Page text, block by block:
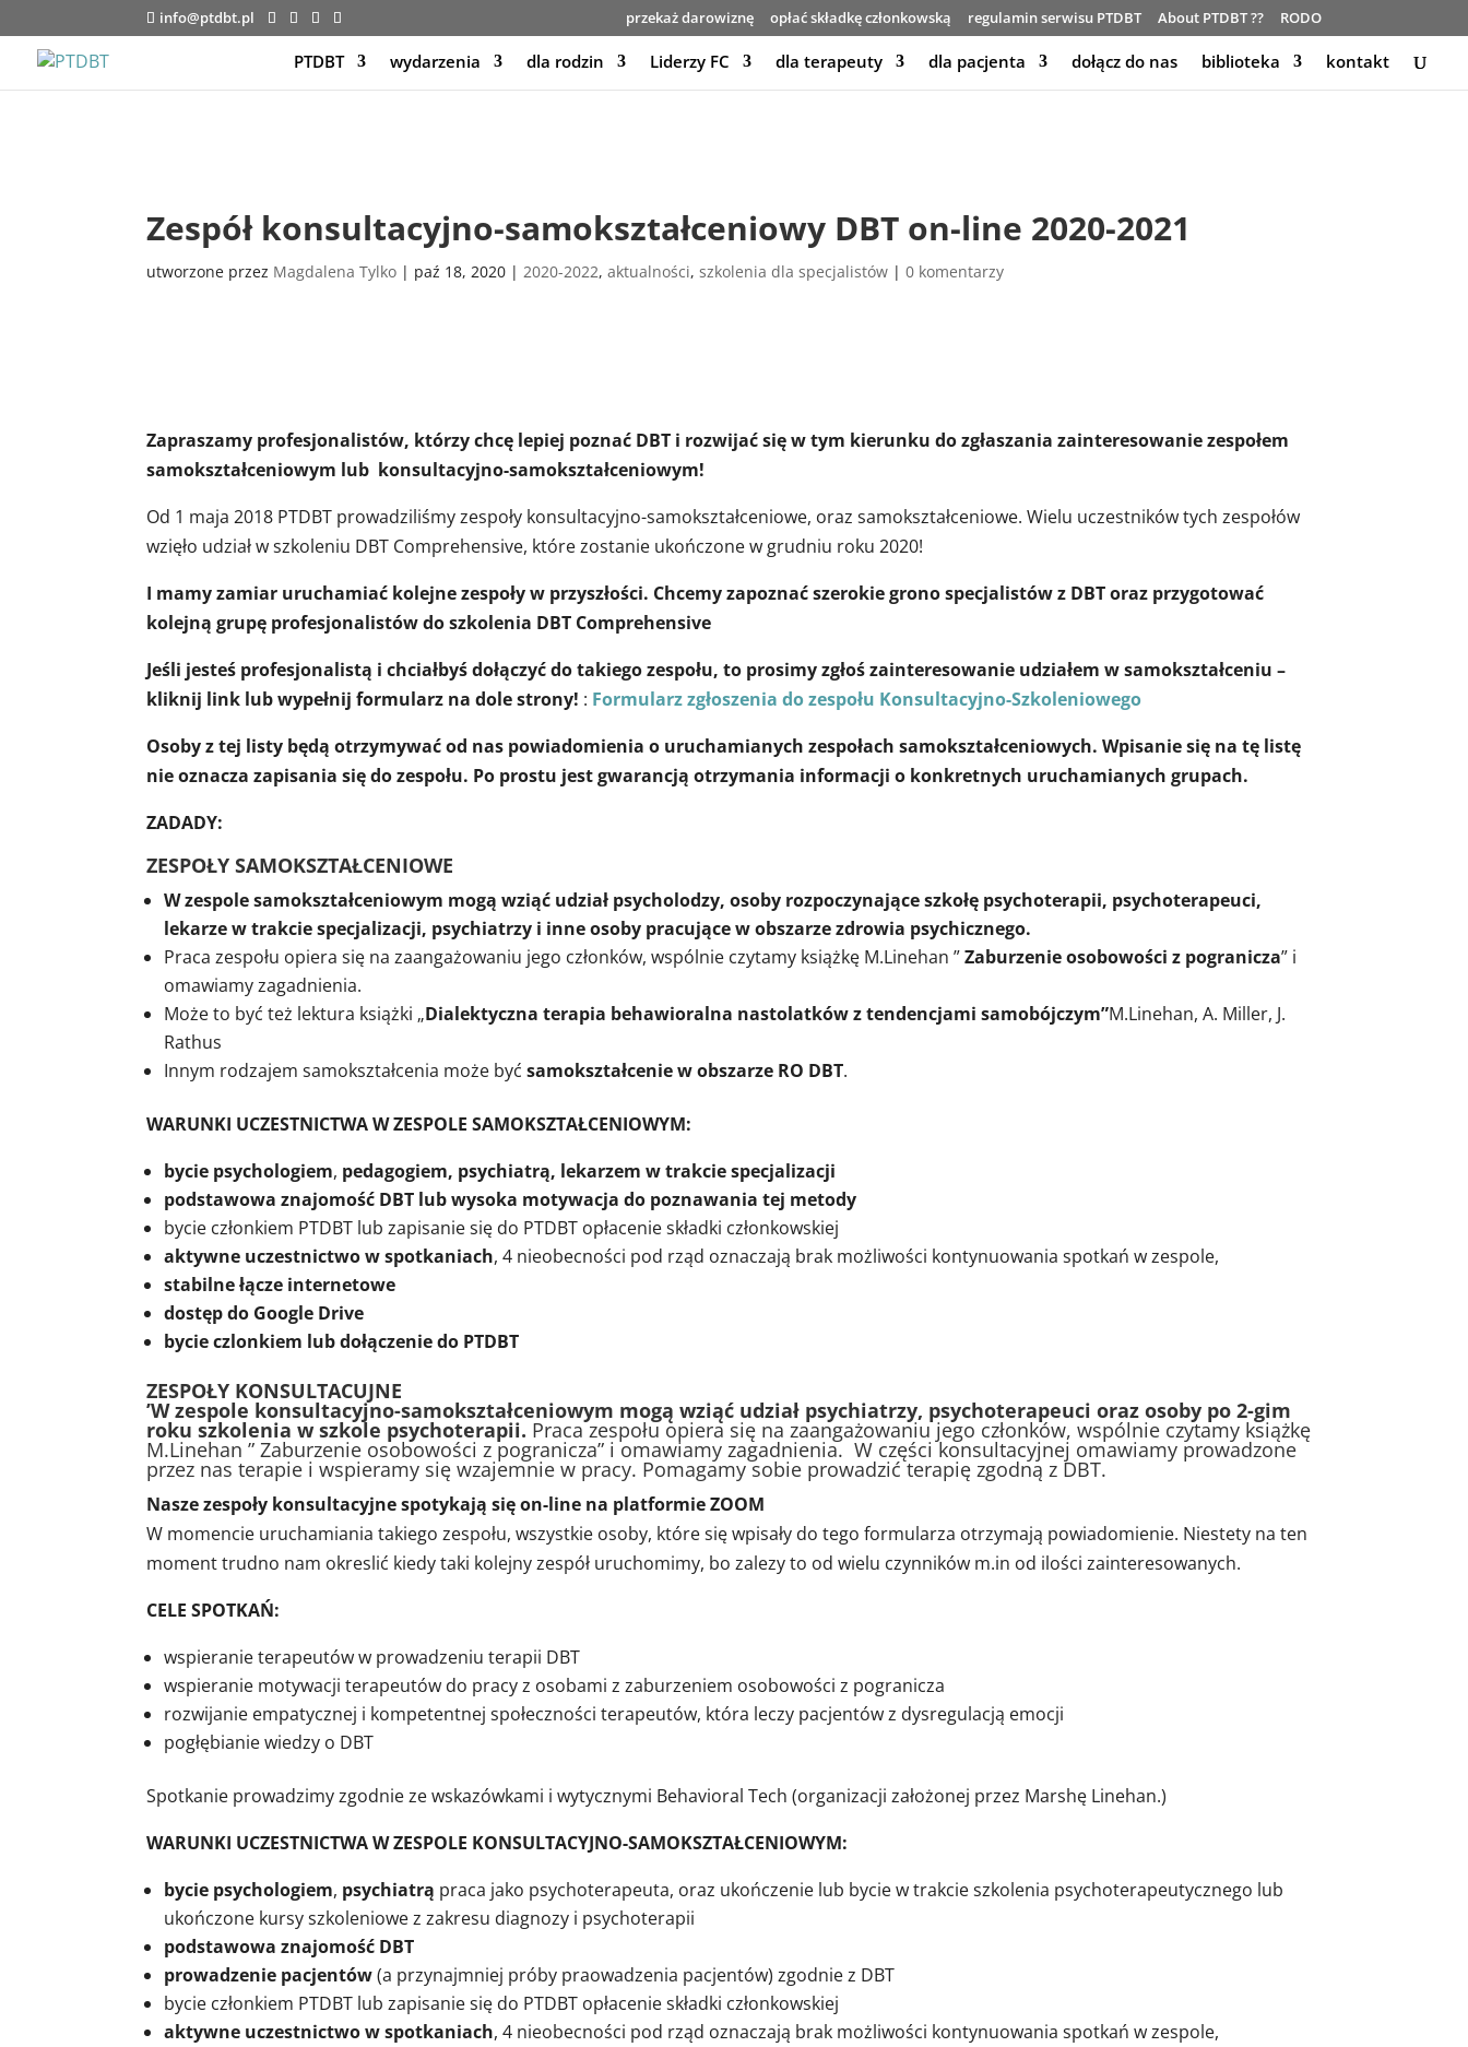
info@ptdbt.pl przekaż darowiznę opłać składkę członkowską regulamin serwisu PTDBT About PTDBT ?? RODO
PTDBT wydarzenia dla rodzin Liderzy FC dla terapeuty dla pacjenta dołącz do nas biblioteka kontakt
Zespół konsultacyjno-samokształceniowy DBT on-line 2020-2021
utworzone przez Magdalena Tylko | paź 18, 2020 | 2020-2022,aktualności,szkolenia dla specjalistów |0 komentarzy
Zapraszamy profesjonalistów, którzy chcę lepiej poznać DBT i rozwijać się w tym kierunku do zgłaszania zainteresowanie zespołem
samokształceniowym lub konsultacyjno-samokształceniowym!
Od 1 maja 2018 PTDBT prowadziliśmy zespoły konsultacyjno-samokształceniowe, oraz samokształceniowe. Wielu uczestników tych zespołów
wzięło udział w szkoleniu DBT Comprehensive, które zostanie ukończone w grudniu roku 2020!
I mamy zamiar uruchamiać kolejne zespoły w przyszłości. Chcemy zapoznać szerokie grono specjalistów z DBT oraz przygotować
kolejną grupę profesjonalistów do szkolenia DBT Comprehensive
Jeśli jesteś profesjonalistą i chciałbyś dołączyć do takiego zespołu, to prosimy zgłoś zainteresowanie udziałem w samokształceniu –
kliknij link lub wypełnij formularz na dole strony! : Formularz zgłoszenia do zespołu Konsultacyjno-Szkoleniowego
Osoby z tej listy będą otrzymywać od nas powiadomienia o uruchamianych zespołach samokształceniowych. Wpisanie się na tę listę
nie oznacza zapisania się do zespołu. Po prostu jest gwarancją otrzymania informacji o konkretnych uruchamianych grupach.
ZADADY:
ZESPOŁY SAMOKSZTAŁCENIOWE
W zespole samokształceniowym mogą wziąć udział psycholodzy, osoby rozpoczynające szkołę psychoterapii, psychoterapeuci,
lekarze w trakcie specjalizacji, psychiatrzy i inne osoby pracujące w obszarze zdrowia psychicznego.
Praca zespołu opiera się na zaangażowaniu jego członków, wspólnie czytamy książkę M.Linehan ”Zaburzenie osobowości z pogranicza” i
omawiamy zagadnienia.
Może to być też lektura książki „Dialektyczna terapia behawioralna nastolatków z tendencjami samobójczym”M.Linehan, A. Miller, J.
Rathus
Innym rodzajem samokształcenia może być samokształcenie w obszarze RO DBT.
WARUNKI UCZESTNICTWA W ZESPOLE SAMOKSZTAŁCENIOWYM:
bycie psychologiem, pedagogiem, psychiatrą, lekarzem w trakcie specjalizacji
podstawowa znajomość DBT lub wysoka motywacja do poznawania tej metody
bycie członkiem PTDBT lub zapisanie się do PTDBT opłacenie składki członkowskiej
aktywne uczestnictwo w spotkaniach, 4 nieobecności pod rząd oznaczają brak możliwości kontynuowania spotkań w zespole,
stabilne łącze internetowe
dostęp do Google Drive
bycie czlonkiem lub dołączenie do PTDBT
ZESPOŁY KONSULTACUJNE
’W zespole konsultacyjno-samokształceniowym mogą wziąć udział psychiatrzy, psychoterapeuci oraz osoby po 2-gim
roku szkolenia w szkole psychoterapii. Praca zespołu opiera się na zaangażowaniu jego członków, wspólnie czytamy książkę
M.Linehan ” Zaburzenie osobowości z pogranicza” i omawiamy zagadnienia. W części konsultacyjnej omawiamy prowadzone
przez nas terapie i wspieramy się wzajemnie w pracy. Pomagamy sobie prowadzić terapię zgodną z DBT.
Nasze zespoły konsultacyjne spotykają się on-line na platformie ZOOM
W momencie uruchamiania takiego zespołu, wszystkie osoby, które się wpisały do tego formularza otrzymają powiadomienie. Niestety na ten
moment trudno nam okreslić kiedy taki kolejny zespół uruchomimy, bo zalezy to od wielu czynników m.in od ilości zainteresowanych.
CELE SPOTKAŃ:
wspieranie terapeutów w prowadzeniu terapii DBT
wspieranie motywacji terapeutów do pracy z osobami z zaburzeniem osobowości z pogranicza
rozwijanie empatycznej i kompetentnej społeczności terapeutów, która leczy pacjentów z dysregulacją emocji
pogłębianie wiedzy o DBT
Spotkanie prowadzimy zgodnie ze wskazówkami i wytycznymi Behavioral Tech (organizacji założonej przez Marshę Linehan.)
WARUNKI UCZESTNICTWA W ZESPOLE KONSULTACYJNO-SAMOKSZTAŁCENIOWYM:
bycie psychologiem, psychiatrą praca jako psychoterapeuta, oraz ukończenie lub bycie w trakcie szkolenia psychoterapeutycznego lub
ukończone kursy szkoleniowe z zakresu diagnozy i psychoterapii
podstawowa znajomość DBT
prowadzenie pacjentów(a przynajmniej próby praowadzenia pacjentów) zgodnie z DBT
bycie członkiem PTDBT lub zapisanie się do PTDBT opłacenie składki członkowskiej
aktywne uczestnictwo w spotkaniach, 4 nieobecności pod rząd oznaczają brak możliwości kontynuowania spotkań w zespole,